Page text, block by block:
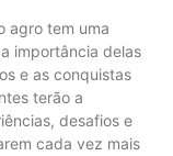
agro tem uma
importância delas
e as conquistas
terão a
desafios e
cada vez mais